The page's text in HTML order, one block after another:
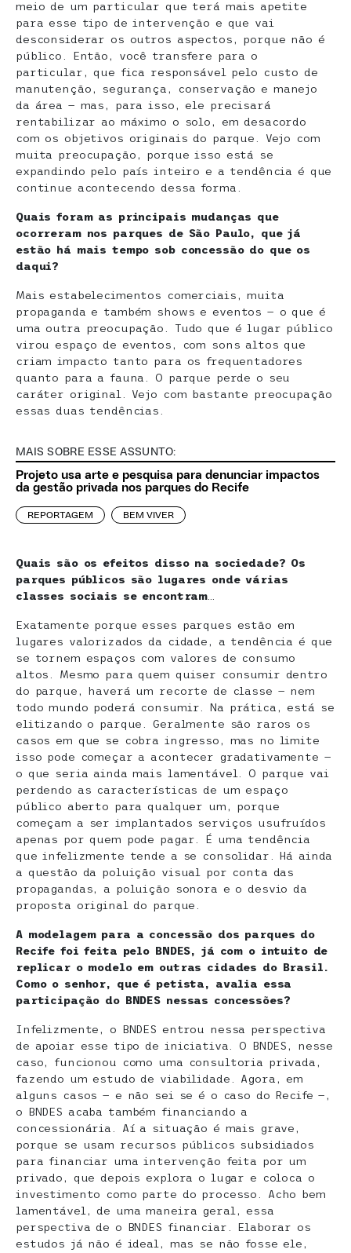
meio de um particular que terá mais apetite
para esse tipo de intervenção e que vai
desconsiderar os outros aspectos, porque não é
público. Então, você transfere para o
particular, que fica responsável pelo custo de
manutenção, segurança, conservação e manejo
da área — mas, para isso, ele precisará
rentabilizar ao máximo o solo, em desacordo
com os objetivos originais do parque. Vejo com
muita preocupação, porque isso está se
expandindo pelo país inteiro e a tendência é que
continue acontecendo dessa forma.
Quais foram as principais mudanças que
ocorreram nos parques de São Paulo, que já
estão há mais tempo sob concessão do que os
daqui?
Mais estabelecimentos comerciais, muita
propaganda e também shows e eventos — o que é
uma outra preocupação. Tudo que é lugar público
virou espaço de eventos, com sons altos que
criam impacto tanto para os frequentadores
quanto para a fauna. O parque perde o seu
caráter original. Vejo com bastante preocupação
essas duas tendências.
MAIS SOBRE ESSE ASSUNTO:
Projeto usa arte e pesquisa para denunciar impactos
da gestão privada nos parques do Recife
REPORTAGEM BEM VIVER
Quais são os efeitos disso na sociedade? Os
parques públicos são lugares onde várias
classes sociais se encontram
Exatamente porque esses parques estão em
lugares valorizados da cidade, a tendência é que
se tornem espaços com valores de consumo
altos. Mesmo para quem quiser consumir dentro
do parque, haverá um recorte de classe — nem
todo mundo poderá consumir. Na prática, está se
elitizando o parque. Geralmente são raros os
casos em que se cobra ingresso, mas no limite
isso pode começar a acontecer gradativamente —
o que seria ainda mais lamentável. O parque vai
perdendo as características de um espaço
público aberto para qualquer um, porque
começam a ser implantados serviços usufruídos
apenas por quem pode pagar. É uma tendência
que infelizmente tende a se consolidar. Há ainda
a questão da poluição visual por conta das
propagandas, a poluição sonora e o desvio da
proposta original do parque.
A modelagem para a concessão dos parques do
Recife foi feita pelo BNDES, já com o intuito de
replicar o modelo em outras cidades do Brasil.
Como o senhor, que é petista, avalia essa
participação do BNDES nessas concessões?
Infelizmente, o BNDES entrou nessa perspectiva
de apoiar esse tipo de iniciativa. O BNDES, nesse
caso, funcionou como uma consultoria privada,
fazendo um estudo de viabilidade. Agora, em
alguns casos — e não sei se é o caso do Recife —,
o BNDES acaba também financiando a
concessionária. Aí a situação é mais grave,
porque se usam recursos públicos subsidiados
para financiar uma intervenção feita por um
privado, que depois explora o lugar e coloca o
investimento como parte do processo. Acho bem
lamentável, de uma maneira geral, essa
perspectiva de o BNDES financiar. Elaborar os
estudos já não é ideal, mas se não fosse ele,